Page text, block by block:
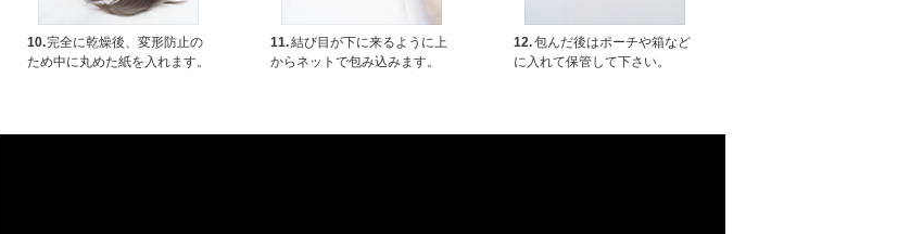
10.完全に乾燥後、変形防止の
ため中に丸めた紙を入れます。
11.結び目が下に来るように上
からネットで包み込みます。
12.包んだ後はポーチや箱など
に入れて保管して下さい。